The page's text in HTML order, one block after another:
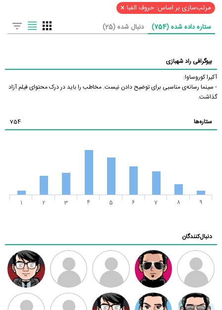
مرتب‌سازی بر اساس: حروف الفبا ×
ستاره داده شده (754) دنبال شده (25)
بیوگرافی راد شهبازی
آکیرا کوروساوا:
- سینما رسانه‌ی مناسبی برای توضیح دادن نیست. مخاطب را باید در درک محتوای فیلم آزاد
گذاشت.
ستاره‌ها 754
1 2 3 4 5 6 7 8 9
دنبال‌کنندگان
ممدرضا رضا کاظمی زهرا ~ ابتین
سید محمد